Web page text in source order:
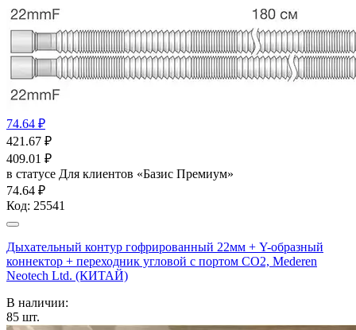
74.64 ₽
421.67 ₽
409.01 ₽
в статусе Для клиентов «Базис Премиум»
74.64 ₽
Код: 25541
Дыхательный контур гофрированный 22мм + Y-образный
коннектор + переходник угловой с портом СО2, Mederen
Neotech Ltd. (КИТАЙ)
В наличии:
85 шт.